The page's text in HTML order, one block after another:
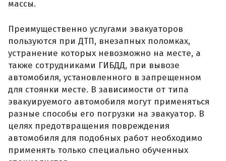
массы.
Преимущественно услугами эвакуаторов
пользуются при ДТП, внезапных поломках,
устранение которых невозможно на месте, а
также сотрудниками ГИБДД, при вывозе
автомобиля, установленного в запрещенном
для стоянки месте. В зависимости от типа
эвакуируемого автомобиля могут применяться
разные способы его погрузки на эвакуатор. В
целях предотвращения повреждения
автомобиля для подобных работ необходимо
применять только специально обученных